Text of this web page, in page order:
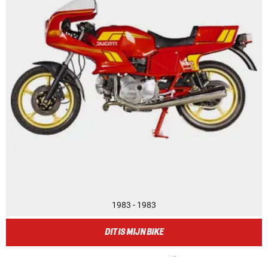
1983 - 1983
DIT IS MIJN BIKE